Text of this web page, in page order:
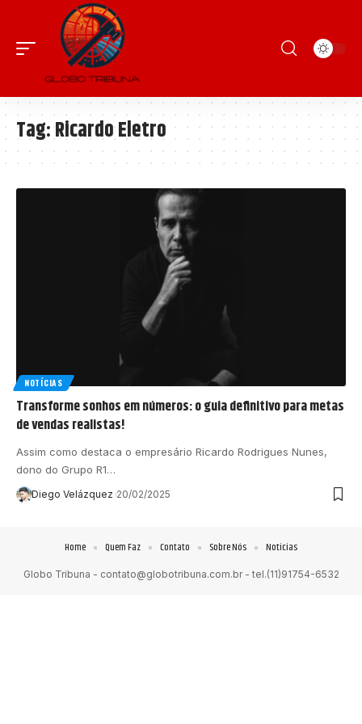
Tag:Ricardo Eletro
NOTÍCIAS
Transforme sonhos em números: o guia definitivo para metas
de vendas realistas!
Assim como destaca o empresário Ricardo Rodrigues Nunes,
dono do Grupo R1…
Diego Velázquez 20/02/2025
Globo Tribuna - contato@globotribuna.com.br- tel.(11)91754-6532
Home Quem Faz Contato Sobre Nós Notícias